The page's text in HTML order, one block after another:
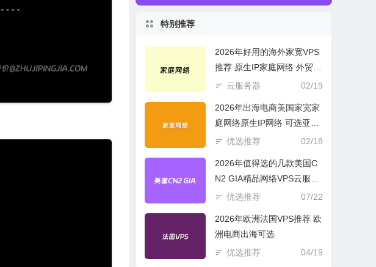
特别推荐
2026年好用的海外家宽VPS
推荐 原生IP家庭网络 外贸电
商必选
02/19
云服务器
2026年出海电商美国家宽家
庭网络原生IP网络 可选亚欧
美云服务器
02/18
优选推荐
2026年值得选的几款美国C
N2 GIA精品网络VPS云服务
器推荐
07/22
优选推荐
2026年欧洲法国VPS推荐 欧
洲电商出海可选
04/19
优选推荐